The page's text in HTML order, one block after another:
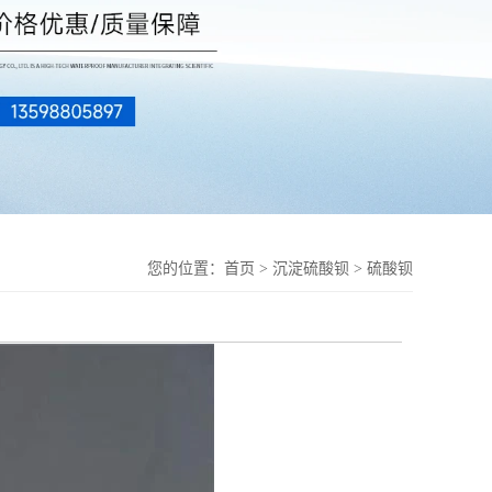
您的位置： 首页 > 沉淀硫酸钡 > 硫酸钡